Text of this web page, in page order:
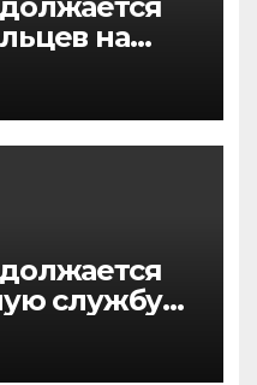
на
службу